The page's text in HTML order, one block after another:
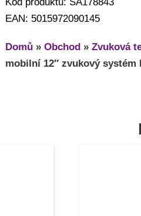
EAN: 5015972090145
Domů » Obchod » Zvuková
mobilní 12″ zvukový systém